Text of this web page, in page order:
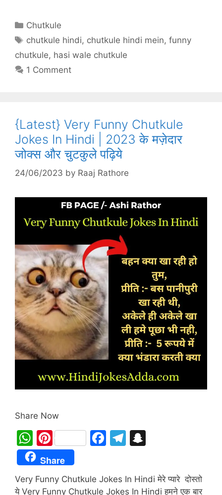
Categories
Chutkule
Tags
chutkule hindi, chutkule hindi mein,funny
chutkule, hasi wale chutkule
1 Comment
{Latest} Very Funny Chutkule
Jokes In Hindi | 2023 के मज़ेदार
जोक्स और चुटकुले पढ़िये
24/06/2023 by Raaj Rathore
Share Now
W
h
at
s
Pi
nt
er
e
F
e
T
gr p
Share
Very Funny Chutkule Jokes In Hindi मेरे प्यारे दोस्तो
ये Very Funny Chutkule Jokes In Hindi हमने एक बार